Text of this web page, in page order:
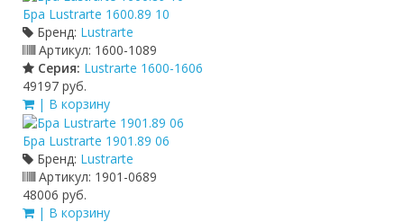
Бра Lustrarte 1600.89 10
Бренд: Lustrarte
Артикул: 1600-1089
Серия: Lustrarte 1600-1606
49197 руб.
| В корзину
Бра Lustrarte 1901.89 06
Бренд: Lustrarte
Артикул: 1901-0689
48006 руб.
| В корзину